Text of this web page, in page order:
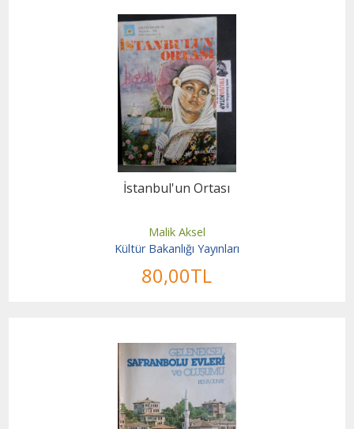
İstanbul'un Ortası
Malik Aksel
Kültür Bakanlığı Yayınları
80,00TL